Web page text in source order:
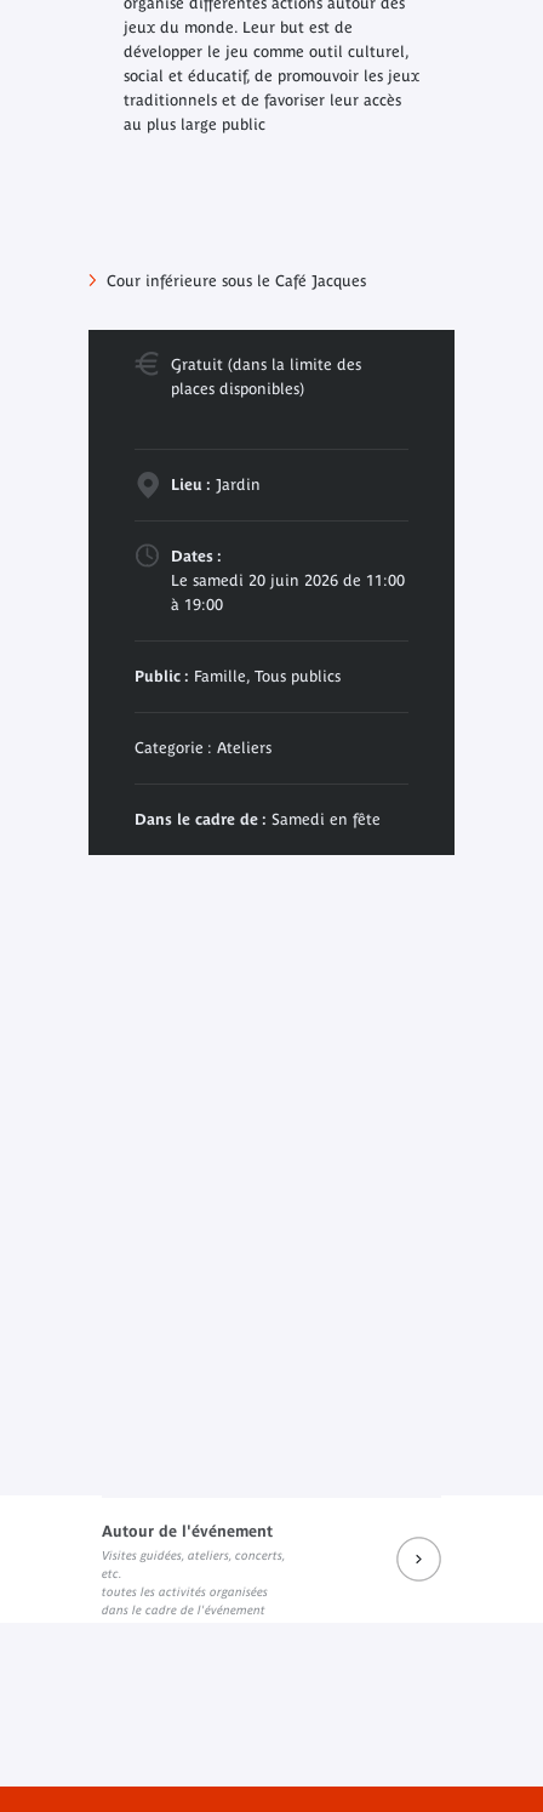
jeux du monde. Leur but est de
développer le jeu comme outil culturel,
social et éducatif, de promouvoir les jeux
traditionnels et de favoriser leur accès
au plus large public
Cour inférieure sous le Café Jacques
Gratuit (dans la limite des
places disponibles)
Lieu : Jardin
Dates :
Le samedi 20 juin 2026 de 11:00
à 19:00
Public : Famille, Tous publics
Categorie : Ateliers
Dans le cadre de : Samedi en fête
Autour de l'événement
Visites guidées, ateliers, concerts,
etc.
toutes les activités organisées
dans le cadre de l'événement